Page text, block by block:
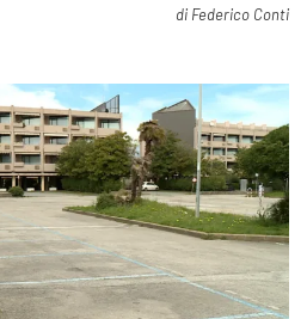
di Federico Conti